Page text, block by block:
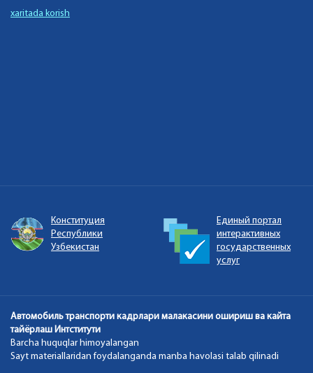
xaritada korish
Единый портал
интерактивных
государственных
Портал открытых
данных Республики
Узбекистан
Автомобиль транспорти кадрлари малакасини ошириш ва кайта
тайёрлаш Интститути
Barcha huquqlar himoyalangan
Sayt materiallaridan foydalanganda manba havolasi talab qilinadi